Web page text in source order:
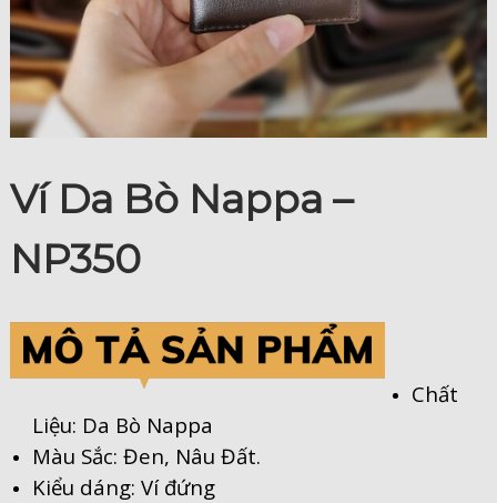
Ví Da Bò Nappa –
NP350
Chất
Liệu: Da Bò Nappa
Màu Sắc: Đen, Nâu Đất.
Kiểu dáng: Ví đứng